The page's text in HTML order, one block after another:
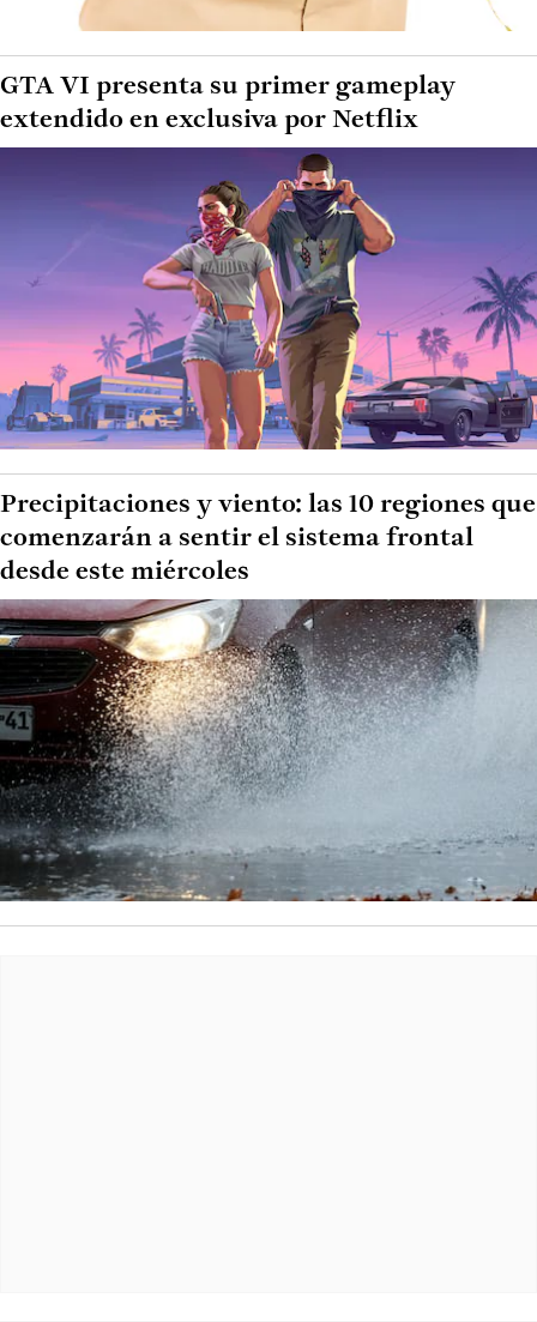
GTA VI presenta su primer gameplay
extendido en exclusiva por Netflix
Precipitaciones y viento: las 10 regiones que
comenzarán a sentir el sistema frontal
desde este miércoles